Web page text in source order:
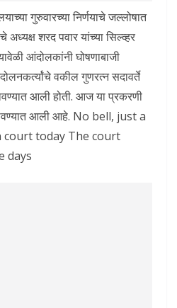
गुरुवारच्या निर्णयाचे जल्लोषात
अध्यक्ष शरद पवार यांच्या सिल्व्हर
आंदोलकांनी घोषणाबाजी
वकील गुणरत्न सदावर्ते
आली होती. आज या प्रकरणी
आली आहे. No bell, just a
court today The court
days